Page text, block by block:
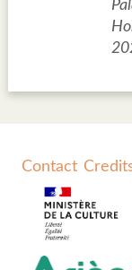
Contact